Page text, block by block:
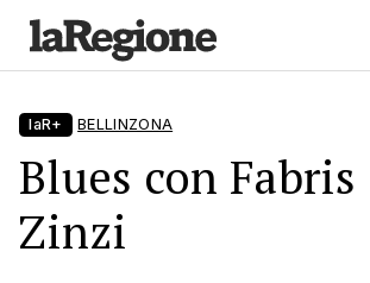
laR+ BELLINZONA
Blues con
Zinzi